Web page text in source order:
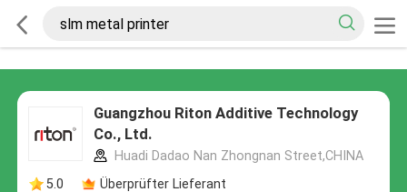
Guangzhou Riton Additive Technology
Co., Ltd.
Huadi Dadao Nan Zhongnan Street,CHINA
5.0
Überprüfter Lieferant